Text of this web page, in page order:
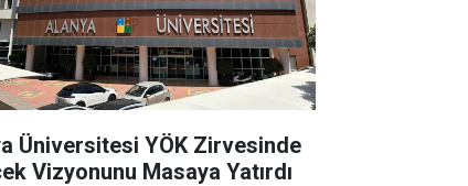
Üniversitesi YÖK Zirvesinde
Vizyonunu Masaya Yatırdı